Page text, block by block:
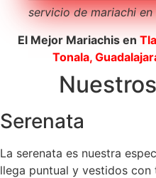
servicio de mariachi
El Mejor Mariachis en
Tonala,
Serenata
La serenata es nuestra
llega puntual y vestidos